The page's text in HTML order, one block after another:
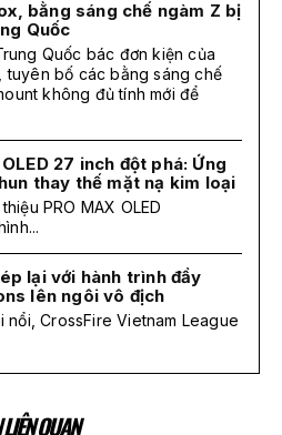
bằng sáng chế ngàm Z bị
Quốc
Quốc bác đơn kiện của
tuyên bố các bằng sáng chế
không đủ tính mới để
27 inch đột phá: Ứng
thay thế mặt nạ kim loại
PRO MAX OLED
lại với hành trình đầy
lên ngôi vô địch
nổi, CrossFire Vietnam League
LIÊN QUAN